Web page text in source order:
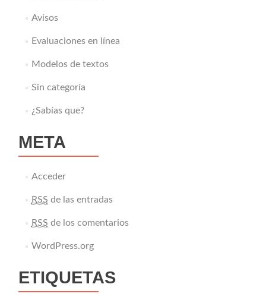
Avisos
Evaluaciones en línea
Modelos de textos
Sin categoría
¿Sabías que?
META
Acceder
RSS de las entradas
RSS de los comentarios
WordPress.org
ETIQUETAS